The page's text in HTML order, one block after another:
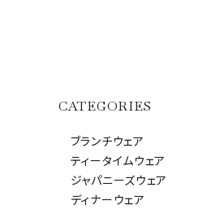
CATEGORIES
ブランチウェア
ティータイムウェア
ジャパニーズウェア
ディナーウェア